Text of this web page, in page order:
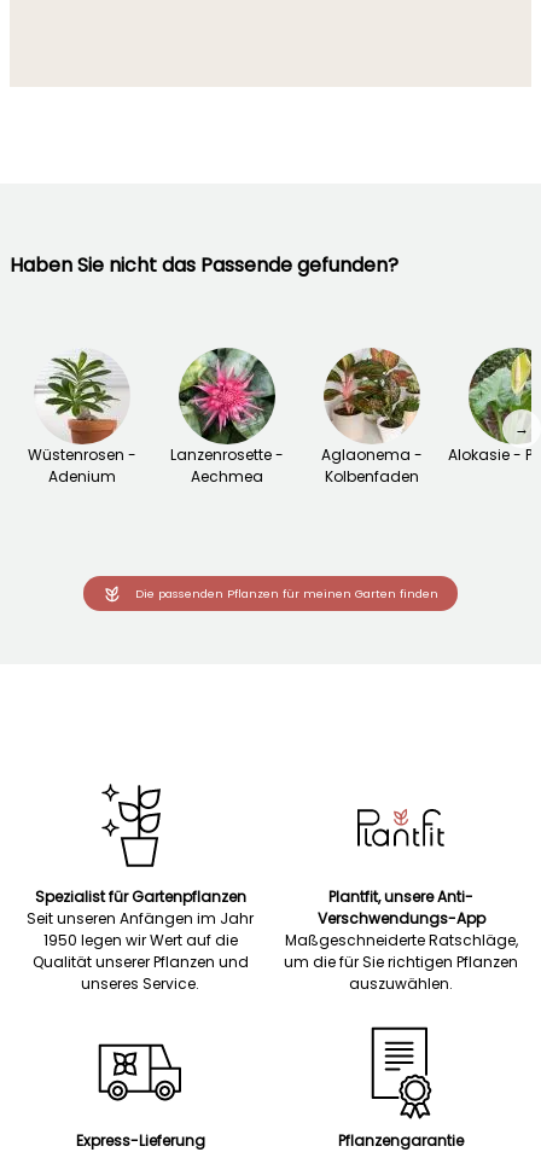
Haben Sie nicht das Passende gefunden?
Wüstenrosen -
Adenium
Lanzenrosette -
Aechmea
Aglaonema -
Kolbenfaden
Alokasie -
→
Die passenden Pflanzen für meinen Garten finden
Spezialist für Gartenpflanzen
Seit unseren Anfängen im Jahr
1950 legen wir Wert auf die
Qualität unserer Pflanzen und
unseres Service.
Plantfit, unsere Anti-
Verschwendungs-App
Maßgeschneiderte Ratschläge,
um die für Sie richtigen Pflanzen
auszuwählen.
Express-Lieferung Pflanzengarantie